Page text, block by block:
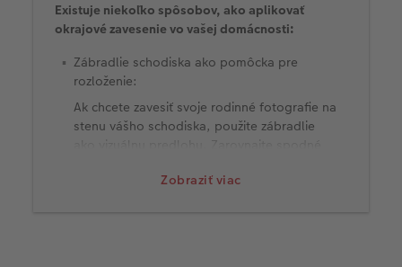
Zobraziť viac
Existuje niekoľko spôsobov, ako aplikovať
okrajové zavesenie vo vašej domácnosti:
Zábradlie schodiska ako pomôcka pre
rozloženie:
Ak chcete zavesiť svoje rodinné fotografie na
stenu vášho schodiska, použite zábradlie
našom príklade.